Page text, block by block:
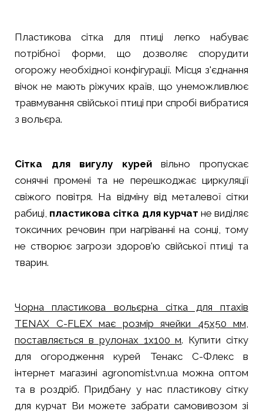
Пластикова сітка для птиці легко набуває
потрібної форми, що дозволяє спорудити
огорожу необхідної конфігурації. Місця з'єднання
вічок не мають ріжучих країв, що унеможливлює
травмування свійської птиці при спробі вибратися
з вольєра.
Сітка для вигулу курейвільно пропускає
сонячні промені та не перешкоджає циркуляції
свіжого повітря. На відміну від металевої сітки
рабиці, пластикова сітка для курчат не виділяє
токсичних речовин при нагріванні на сонці, тому
не створює загрози здоров'ю свійської птиці та
тварин.
Чорна пластикова вольєрна сітка для птахів
TENAX C-FLEX має розмір ячейки 45х50 мм,
поставляється в рулонах 1х100 м. Купити сітку
для огородження курей Тенакс С-Флекс в
інтернет магазині agronomist.vn.ua можна оптом
та в роздріб. Придбану у нас пластикову сітку
для курчат Ви можете забрати самовивозом зі